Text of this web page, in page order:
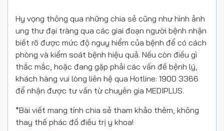
Hy vọng thông qua những chia sẻ cũng như hình ảnh
ung thư đại tràng qua các giai đoạn người bệnh nhận
biết rõ được mức độ nguy hiểm của bệnh để có cách
phòng và kiểm soát bệnh hiệu quả. Nếu còn điều gì
thắc mắc, hoặc đang gặp phải các vấn đề bệnh lý,
khách hàng vui lòng liên hệ qua Hotline: 1900 3366
để nhận được tư vấn từ chuyên gia MEDIPLUS.
*Bài viết mang tính chia sẻ tham khảo thêm, không
thay thế phác đồ điều trị y khoa!